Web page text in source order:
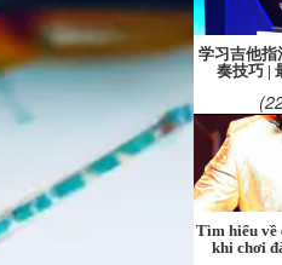
学习吉他指
奏技巧 |
Tìm hiểu về
khi chơi